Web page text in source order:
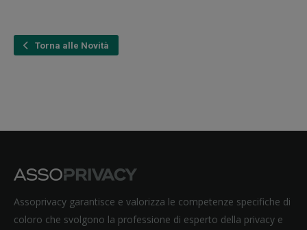
Torna alle Novità
Assoprivacy garantisce e valorizza le competenze specifiche di
coloro che svolgono la professione di esperto della privacy e